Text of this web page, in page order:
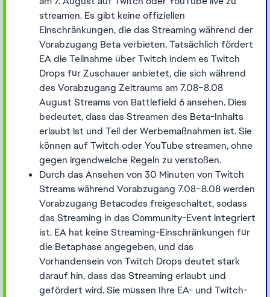
streamen. Es gibt keine offiziellen
Einschränkungen, die das Streaming während der
Vorabzugang Beta verbieten. Tatsächlich fördert
EA die Teilnahme über Twitch indem es Twitch
Drops für Zuschauer anbietet, die sich während
des Vorabzugang Zeitraums am 7.08–8.08
August Streams von Battlefield 6 ansehen. Dies
bedeutet, dass das Streamen des Beta-Inhalts
erlaubt ist und Teil der Werbemaßnahmen ist. Sie
können auf Twitch oder YouTube streamen, ohne
gegen irgendwelche Regeln zu verstoßen.
Durch das Ansehen von 30 Minuten von Twitch
Streams während Vorabzugang 7.08–8.08 werden
Vorabzugang Betacodes freigeschaltet, sodass
das Streaming in das Community-Event integriert
ist. EA hat keine Streaming-Einschränkungen für
die Betaphase angegeben, und das
Vorhandensein von Twitch Drops deutet stark
darauf hin, dass das Streaming erlaubt und
gefördert wird. Sie müssen Ihre EA- und Twitch-